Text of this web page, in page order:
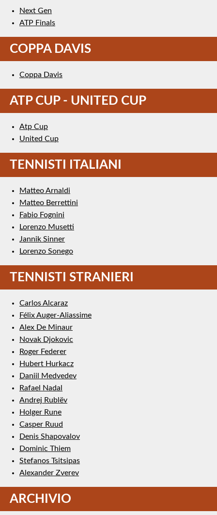
Next Gen
ATP Finals
COPPA DAVIS
Coppa Davis
ATP CUP - UNITED CUP
Atp Cup
United Cup
TENNISTI ITALIANI
Matteo Arnaldi
Matteo Berrettini
Fabio Fognini
Lorenzo Musetti
Jannik Sinner
Lorenzo Sonego
TENNISTI STRANIERI
Carlos Alcaraz
Félix Auger-Aliassime
Alex De Minaur
Novak Djokovic
Roger Federer
Hubert Hurkacz
Daniil Medvedev
Rafael Nadal
Andrej Rublëv
Holger Rune
Casper Ruud
Denis Shapovalov
Dominic Thiem
Stefanos Tsitsipas
Alexander Zverev
ARCHIVIO